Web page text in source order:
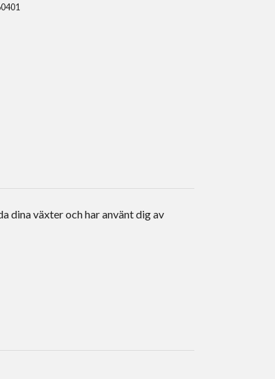
dina växter och har använt dig av